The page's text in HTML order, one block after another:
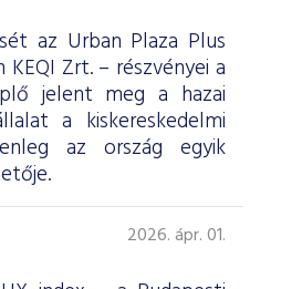
az Urban Plaza Plus
Zrt. – részvényei a
jelent meg a hazai
a kiskereskedelmi
az ország egyik
2026. ápr. 01.